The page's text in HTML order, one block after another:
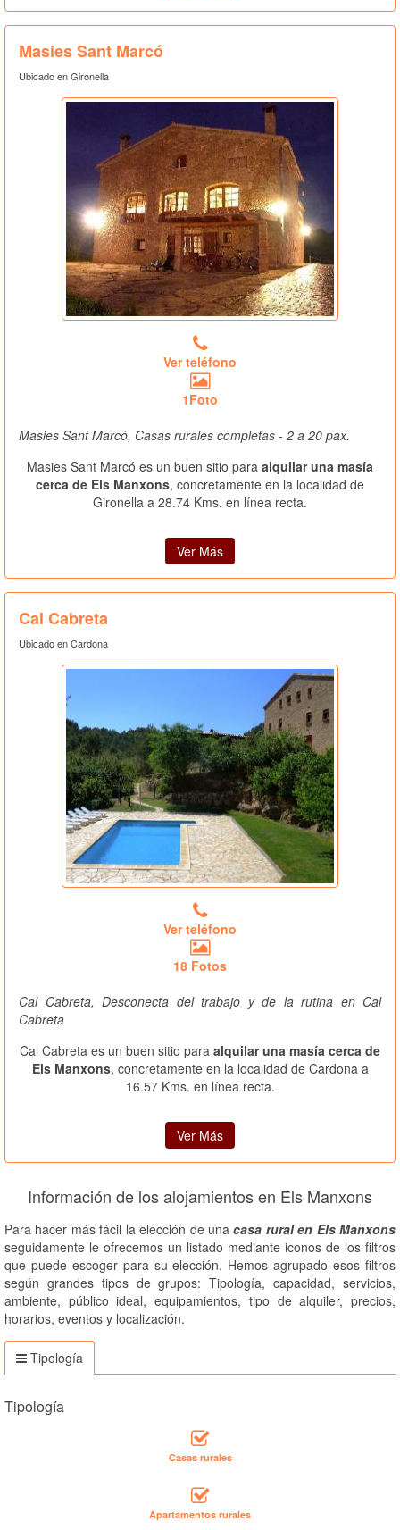
Masies Sant Marcó
Ubicado en Gironella
Ver teléfono
1Foto
Masies Sant Marcó, Casas rurales completas - 2 a 20 pax.
Masies Sant Marcó es un buen sitio para alquilar una masía
cerca de Els Manxons, concretamente en la localidad de
Gironella a 28.74 Kms. en línea recta.
Ver Más
Cal Cabreta
Ubicado en Cardona
Ver teléfono
18 Fotos
Cal Cabreta, Desconecta del trabajo y de la rutina en Cal
Cabreta
Cal Cabreta es un buen sitio para alquilar una masía cerca de
Els Manxons, concretamente en la localidad de Cardona a
16.57 Kms. en línea recta.
Ver Más
Información de los alojamientos en Els Manxons
Para hacer más fácil la elección de unacasa rural en Els Manxons
seguidamente le ofrecemos un listado mediante iconos de los filtros
que puede escoger para su elección. Hemos agrupado esos filtros
según grandes tipos de grupos: Tipología, capacidad, servicios,
ambiente, público ideal, equipamientos, tipo de alquiler, precios,
horarios, eventos y localización.
Tipología
Tipología
Casas rurales
Apartamentos rurales